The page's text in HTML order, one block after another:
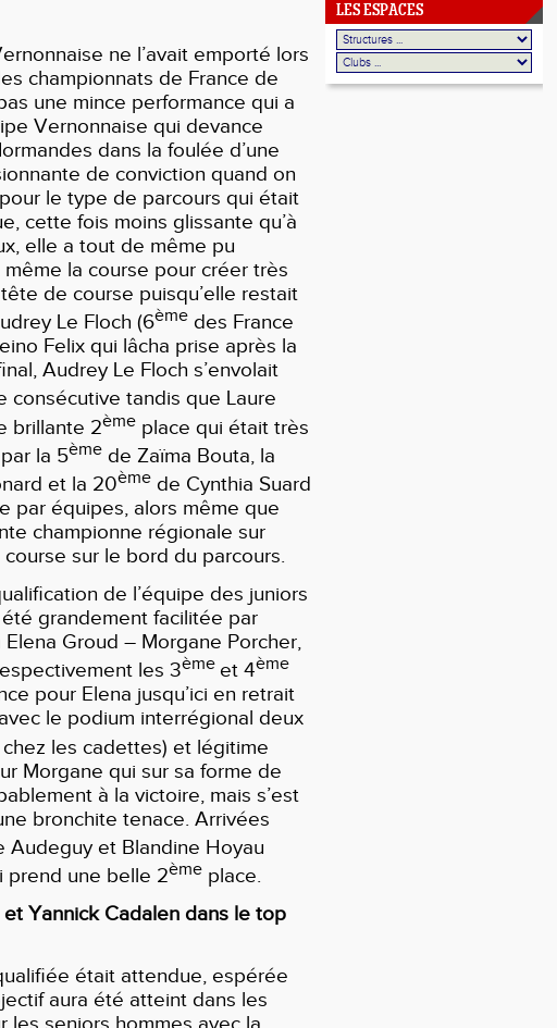
ne l’avait emporté lors
championnats de France de
une mince performance qui a
Vernonnaise qui devance
dans la foulée d’une
de conviction quand on
le type de parcours qui était
cette fois moins glissante qu’à
elle a tout de même pu
même la course pour créer très
de course puisqu’elle restait
Le Floch (6ème des France
Felix qui lâcha prise après la
Audrey Le Floch s’envolait
consécutive tandis que Laure
brillante 2ème place qui était très
la 5ème de Zaïma Bouta, la
et la 20ème de Cynthia Suard
par équipes, alors même que
championne régionale sur
sur le bord du parcours.
de l’équipe des juniors
grandement facilitée par
Groud – Morgane Porcher,
les 3ème et 4ème
pour Elena jusqu’ici en retrait
le podium interrégional deux
les cadettes) et légitime
Morgane qui sur sa forme de
à la victoire, mais s’est
bronchite tenace. Arrivées
Audeguy et Blandine Hoyau
prend une belle 2ème place.
Yannick Cadalen dans le top
était attendue, espérée
aura été atteint dans les
LES ESPACES